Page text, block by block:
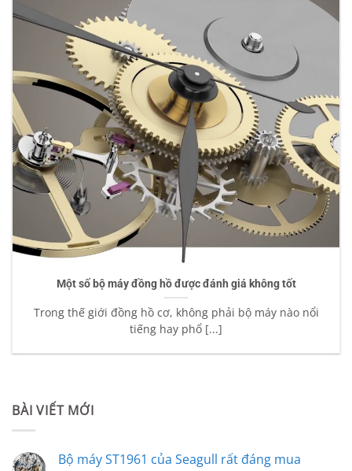
Một số bộ máy đồng hồ được đánh giá không tốt
Trong thế giới đồng hồ cơ, không phải bộ máy nào nổi
tiếng hay phổ [...]
BÀI VIẾT MỚI
Bộ máy ST1961 của Seagull rất đáng mua